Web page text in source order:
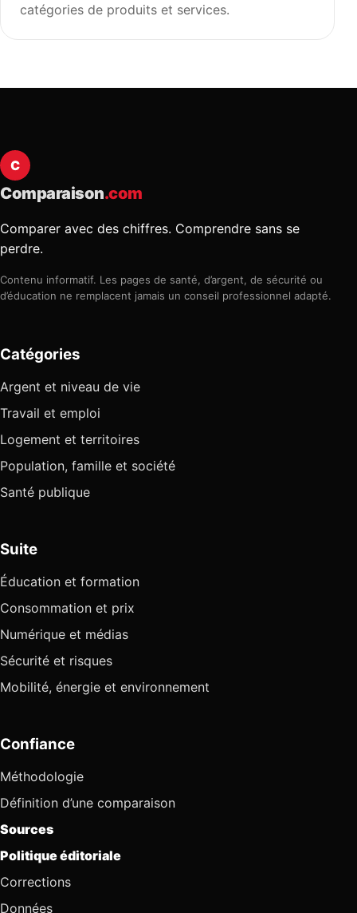
catégories de produits et services.
C
Comparaison.com
Comparer avec des chiffres. Comprendre sans se
perdre.
Contenu informatif. Les pages de santé, d’argent, de sécurité ou
d’éducation ne remplacent jamais un conseil professionnel adapté.
Catégories
Argent et niveau de vie
Travail et emploi
Logement et territoires
Population, famille et société
Santé publique
Suite
Éducation et formation
Consommation et prix
Numérique et médias
Sécurité et risques
Mobilité, énergie et environnement
Confiance
Méthodologie
Définition d’une comparaison
Sources
Politique éditoriale
Corrections
Données